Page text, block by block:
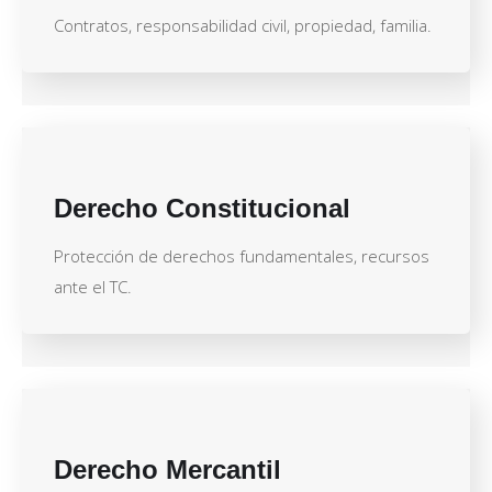
Contratos, responsabilidad civil, propiedad, familia.
Derecho Constitucional
Protección de derechos fundamentales, recursos
ante el TC.
Derecho Mercantil